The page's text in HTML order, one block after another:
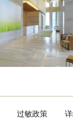
过敏政策